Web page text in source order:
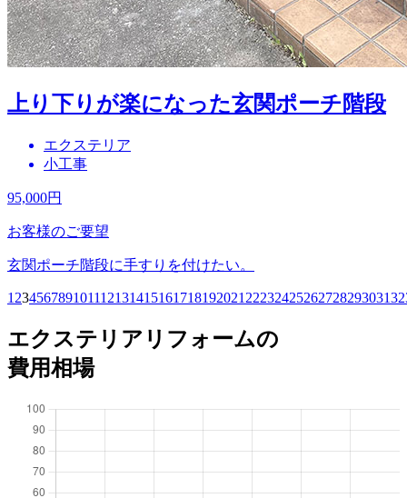
上り下りが楽になった玄関ポーチ階段
エクステリア
小工事
95,000円
お客様のご要望
玄関ポーチ階段に手すりを付けたい。
1 23456789101112131415161718192021 2223242526272829303132
エクステリアリフォームの
費用相場